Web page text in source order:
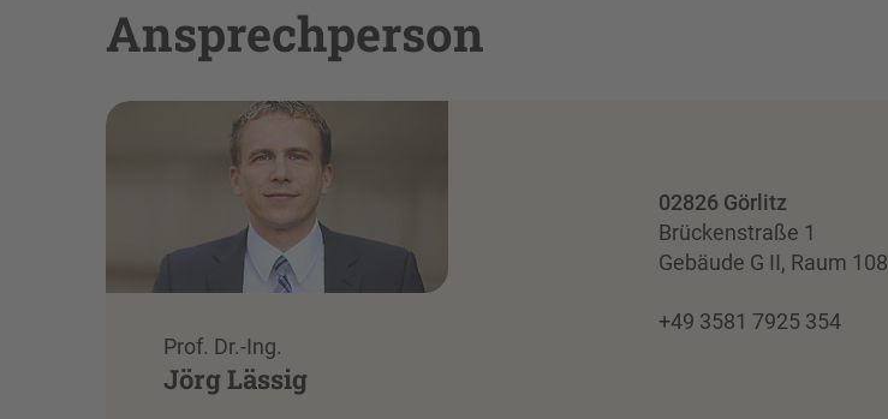
Ansprechperson
Prof. Dr.-Ing.
Jörg Lässig
02826 Görlitz
Brückenstraße 1
Gebäude G II, Raum 108
+49 3581 7925 354